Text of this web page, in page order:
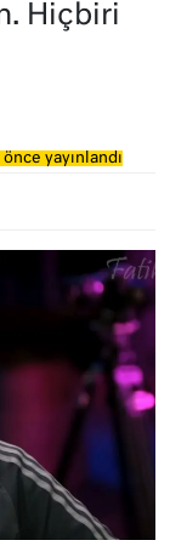
Hiçbiri
yayınlandı